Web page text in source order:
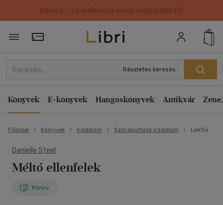
Kulacs / strandtáska most csak 1499 Ft!
Törzsvásárlói Kártya adatai
Részletes keresés
Könyvek E-könyvek Hangoskönyvek Antikvár
Főoldal Könyvek Irodalom Szórakoztató irodalom Lektűr
Danielle Steel
Méltó ellenfelek
Könyv